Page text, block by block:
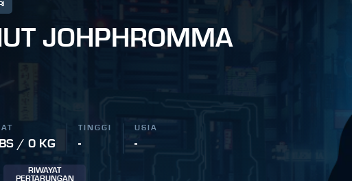
JOHPHROMMA
/ 0 KG
TINGGI
-
USIA
-
RIWAYAT
PERTARUNGAN